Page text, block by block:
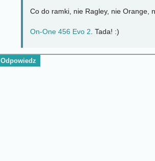
Co do ramki, nie Ragley, nie Orange,
On-One 456 Evo 2 . Tada! :)
Odpowiedz